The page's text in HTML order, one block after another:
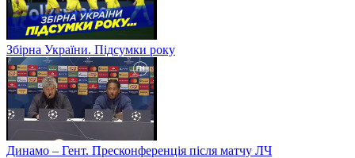
Збірна України. Підсумки року
Динамо – Гент. Пресконференція після матчу ЛЧ